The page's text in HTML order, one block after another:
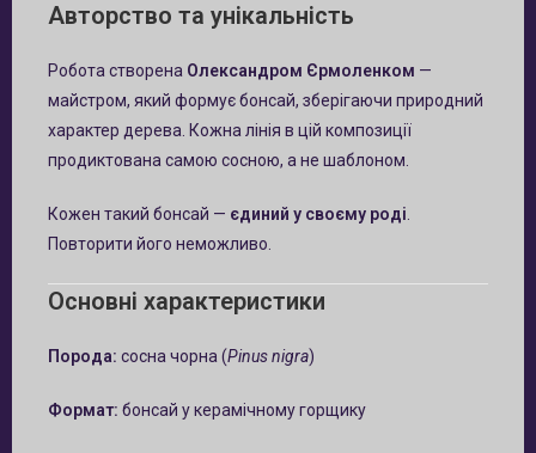
Авторство та унікальність
Робота створена Олександром Єрмоленком —
майстром, який формує бонсай, зберігаючи природний
характер дерева. Кожна лінія в цій композиції
продиктована самою сосною, а не шаблоном.
Кожен такий бонсай — єдиний у своєму роді
Повторити його неможливо.
Основні характеристики
Порода: сосна чорна (Pinus nigra)
Формат: бонсай у керамічному горщику